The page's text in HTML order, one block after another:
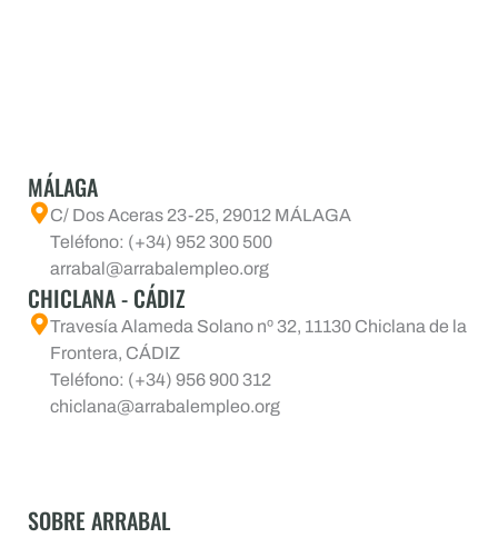
MÁLAGA
C/ Dos Aceras 23-25, 29012 MÁLAGA
Teléfono: (+34) 952 300 500
arrabal@arrabalempleo.org
CHICLANA - CÁDIZ
Travesía Alameda Solano nº 32, 11130 Chiclana de la
Frontera, CÁDIZ
Teléfono: (+34) 956 900 312
chiclana@arrabalempleo.org
SOBRE ARRABAL